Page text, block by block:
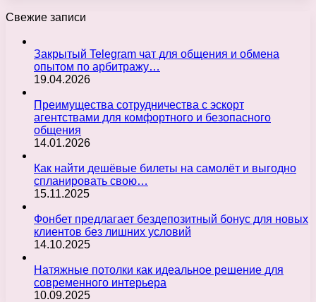
Свежие записи
Закрытый Telegram чат для общения и обмена
опытом по арбитражу…
19.04.2026
Преимущества сотрудничества с эскорт
агентствами для комфортного и безопасного
общения
14.01.2026
Как найти дешёвые билеты на самолёт и выгодно
спланировать свою…
15.11.2025
Фонбет предлагает бездепозитный бонус для новых
клиентов без лишних условий
14.10.2025
Натяжные потолки как идеальное решение для
современного интерьера
10.09.2025